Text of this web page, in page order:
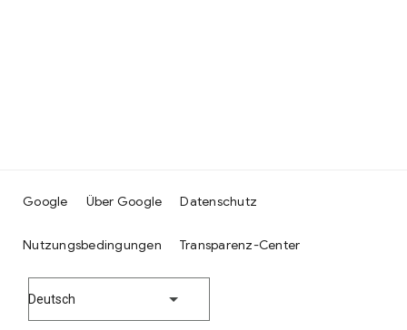
Google Über Google Datenschutz
Nutzungsbedingungen Transparenz-Center
Deutsch